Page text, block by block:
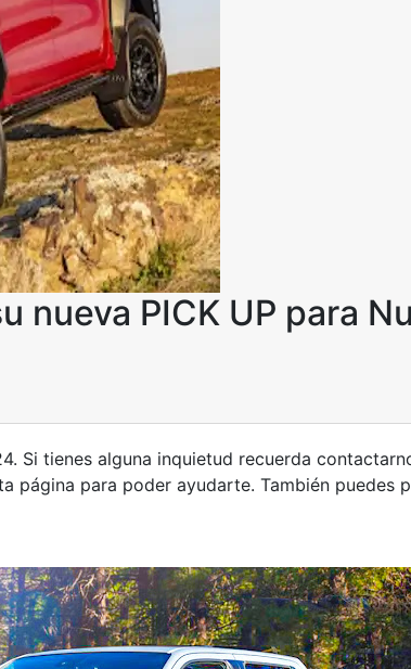
nueva PICK UP para
Si tienes alguna inquietud recuerda
página para poder ayudarte. También puedes